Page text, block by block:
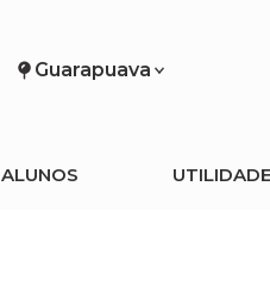
Guarapuava
ALUNOS